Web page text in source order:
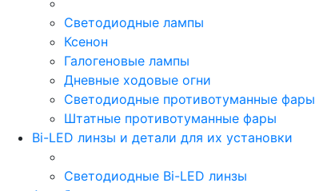
Светодиодные лампы
Ксенон
Галогеновые лампы
Дневные ходовые огни
Светодиодные противотуманные фары
Штатные противотуманные фары
Bi-LED линзы и детали для их установки
Светодиодные Bi-LED линзы